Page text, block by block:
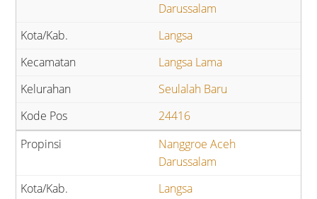
Darussalam
Langsa
Langsa Lama
Seulalah Baru
24416
Nanggroe Aceh
Darussalam
Langsa